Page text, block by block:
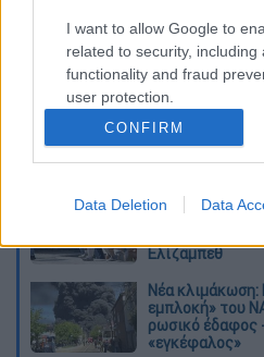
I want to allow Google to
related to security, including
functionality and fraud
user protection.
CONFIRM
Data Deletion Data
Βοιωτία:
όπου ξεκίνησε
όλα τα έργα του
Σοκαριστικό
Σέρρες που
Το ΙΧ πέφτει
Ο Ερυθρός
προσφυγικό
Ελίζαμπεθ
Νέα κλιμάκωση:
εμπλοκή» του
ρωσικό έδαφος
«εγκέφαλος»